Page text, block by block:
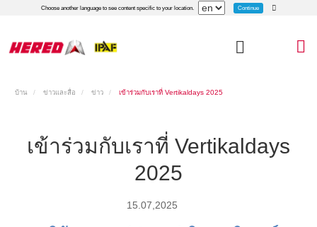
Choose another language to see content specific to your location. Continue
บ้าน ข่าวและสื่อ ข่าว เข้าร่วมกับเราที่ Vertikaldays 2025
เข้าร่วมกับเราที่ Vertikaldays
2025
15.07,2025